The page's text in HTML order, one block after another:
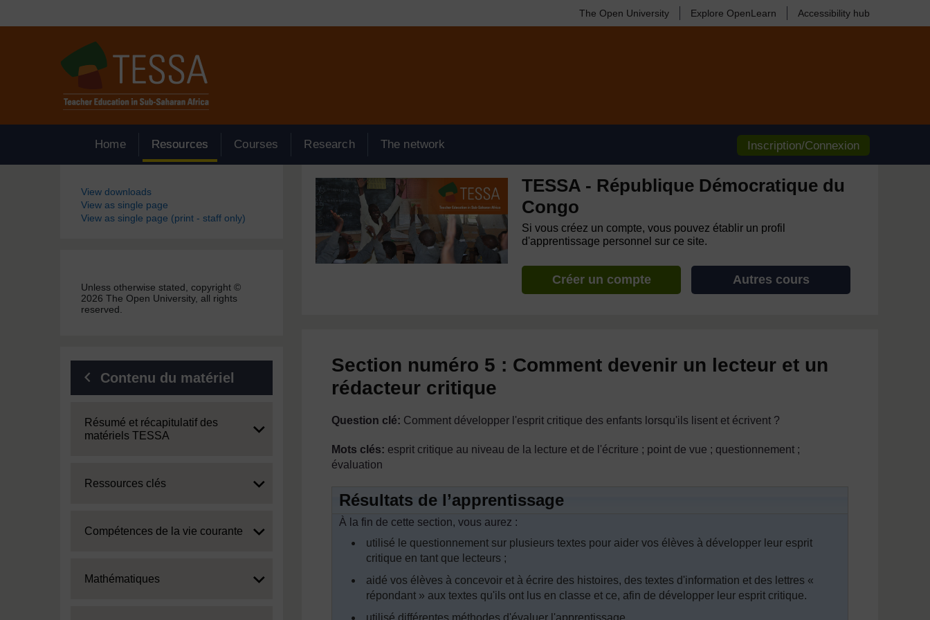
The Open University Explore OpenLearn Accessibility hub
Home Resources Courses Research The network Inscription/Connexion
Blocs
View downloads
View as single page
View as single page (print - staff only)
Unless otherwise stated, copyright ©
2026 The Open University, all rights
reserved.
Contenu du matériel
Expand
Résumé et récapitulatif des
matériels TESSA
Expand
Ressources clés
Expand
Compétences de la vie courante
Expand
Mathématiques
TESSA - République Démocratique du
Congo
Si vous créez un compte, vous pouvez établir un profil
d'apprentissage personnel sur ce site.
Créer un compte Autres cours
Section numéro 5 : Comment devenir un lecteur et un
rédacteur critique
Question clé: Comment développer l'esprit critique des enfants lorsqu'ils lisent et écrivent ?
Mots clés: esprit critique au niveau de la lecture et de l'écriture ; point de vue ; questionnement ;
évaluation
Résultats de l’apprentissage
À la fin de cette section, vous aurez :
utilisé le questionnement sur plusieurs textes pour aider vos élèves à développer leur esprit
critique en tant que lecteurs ;
aidé vos élèves à concevoir et à écrire des histoires, des textes d'information et des lettres «
répondant » aux textes qu'ils ont lus en classe et ce, afin de développer leur esprit critique.
utilisé différentes méthodes d'évaluer l'apprentissage.